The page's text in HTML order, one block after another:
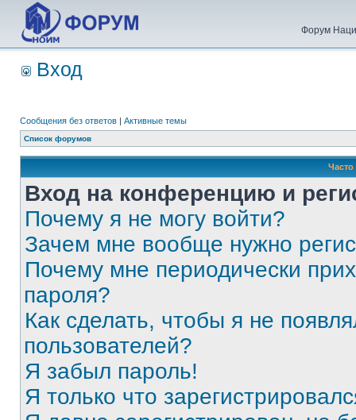
Форум
Вход
Сообщения без ответов | Активные темы
Список форумов
Вход на конференцию и
Почему я не могу войти?
Зачем мне вообще нужно
Почему мне периодически
пароля?
Как сделать, чтобы я не
пользователей?
Я забыл пароль!
Я только что